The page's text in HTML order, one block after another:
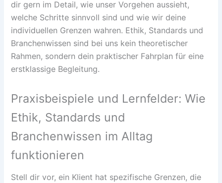
dir gern im Detail, wie unser Vorgehen aussieht,
welche Schritte sinnvoll sind und wie wir deine
individuellen Grenzen wahren. Ethik, Standards und
Branchenwissen sind bei uns kein theoretischer
Rahmen, sondern dein praktischer Fahrplan für eine
erstklassige Begleitung.
Praxisbeispiele und Lernfelder: Wie
Ethik, Standards und
Branchenwissen im Alltag
funktionieren
Stell dir vor, ein Klient hat spezifische Grenzen, die